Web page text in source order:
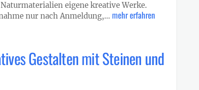
eigene kreative Werke.
nur nach Anmeldung,... mehr erfahren
Gestalten mit Steinen und